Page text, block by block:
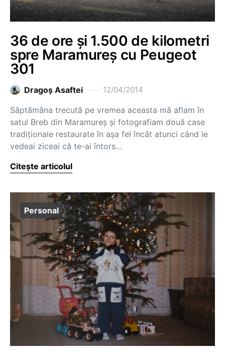
36 de ore și 1.500 de kilometri
spre Maramureș cu Peugeot
301
Dragoş Asaftei 12/04/2014
Săptămâna trecută pe vremea aceasta mă aflam în
satul Breb din Maramureș și fotografiam două case
tradiționale restaurate în așa fel încât atunci când le
vedeai ziceai că te-ai întors…
Citește articolul
Personal